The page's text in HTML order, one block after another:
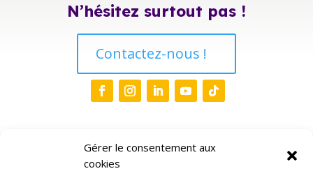
Gérer le consentement aux
cookies
N’hésitez surtout pas !
Contactez-nous !
Liens